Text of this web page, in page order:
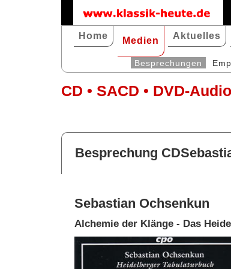
Home Medien Aktuelles
Besprechungen
CD • SACD • DVD-
Besprechung
Sebastian Ochsenkun
Alchemie der Klänge - Das